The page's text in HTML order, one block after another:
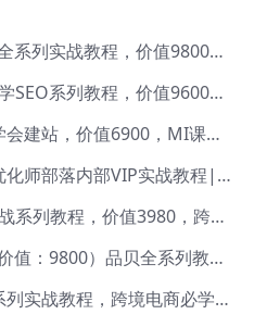
新版米课.颜Sir AI课 全系列实战教程，价值9800，跨境首选！【Ag-0052】
米课.颜Sir 三天两夜 学SEO系列教程，价值9600元，跨境人都在学 【Ag-0056】
米课.颜Sir三天两夜学会建站，价值6900，MI课甄选课程 【Ag-0055】
2026同款孙谦.谷歌优化师部落内部VIP实战教程|价值4999元全网独家解码（官方报名版本）【@034】
米课毅冰领英开发实战系列教程，价值3980，跨境必选【Ag-0049】
曾亮品贝SEO课程（价值：9800）品贝全系列教程 【Ab-0022】
米课.老华商业课 全系列实战教程，跨境电商必学，价值16900元【Ag-0053】